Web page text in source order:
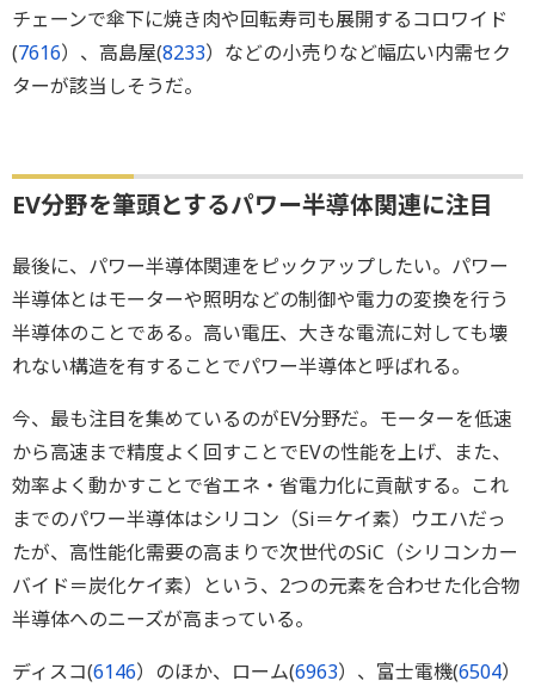
チェーンで傘下に焼き肉や回転寿司も展開するコロワイド
(7616）、高島屋(8233）などの小売りなど幅広い内需セク
ターが該当しそうだ。
EV分野を筆頭とするパワー半導体関連に注目
最後に、パワー半導体関連をピックアップしたい。パワー
半導体とはモーターや照明などの制御や電力の変換を行う
半導体のことである。高い電圧、大きな電流に対しても壊
れない構造を有することでパワー半導体と呼ばれる。
今、最も注目を集めているのがEV分野だ。モーターを低速
から高速まで精度よく回すことでEVの性能を上げ、また、
効率よく動かすことで省エネ・省電力化に貢献する。これ
までのパワー半導体はシリコン（Si＝ケイ素）ウエハだっ
たが、高性能化需要の高まりで次世代のSiC（シリコンカー
バイド＝炭化ケイ素）という、2つの元素を合わせた化合物
半導体へのニーズが高まっている。
ディスコ(6146）のほか、ローム(6963）、富士電機(6504）